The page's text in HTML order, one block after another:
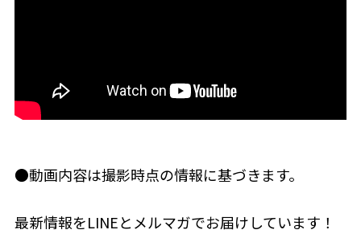
●動画内容は撮影時点の情報に基づきます。
最新情報をLINEとメルマガでお届けしています！